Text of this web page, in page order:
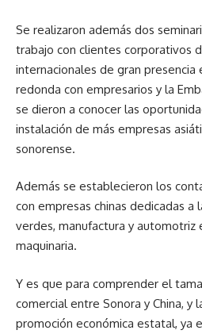
Se realizaron además dos
trabajo con clientes corporativos
internacionales de gran presencia
redonda con empresarios y la
se dieron a conocer las
instalación de más empresas
sonorense.
Además se establecieron los
con empresas chinas dedicadas a
verdes, manufactura y automotriz
maquinaria.
Y es que para comprender el
comercial entre Sonora y China, y
promoción económica estatal, ya